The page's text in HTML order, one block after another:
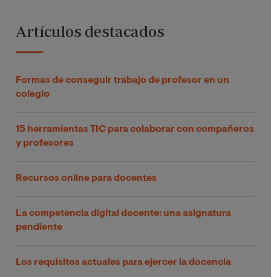
Artículos destacados
Formas de conseguir trabajo de profesor en un
colegio
15 herramientas TIC para colaborar con compañeros
y profesores
Recursos online para docentes
La competencia digital docente: una asignatura
pendiente
Los requisitos actuales para ejercer la docencia